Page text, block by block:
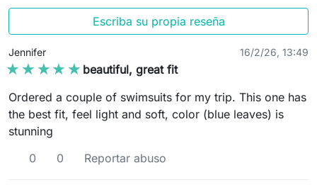
Escriba su propia reseña
Jennifer 16/2/26, 13:49
★★★★★
★★★★★ beautiful, great fit
Ordered a couple of swimsuits for my trip. This one has
the best fit, feel light and soft, color (blue leaves) is
stunning
0
0 Reportar abuso